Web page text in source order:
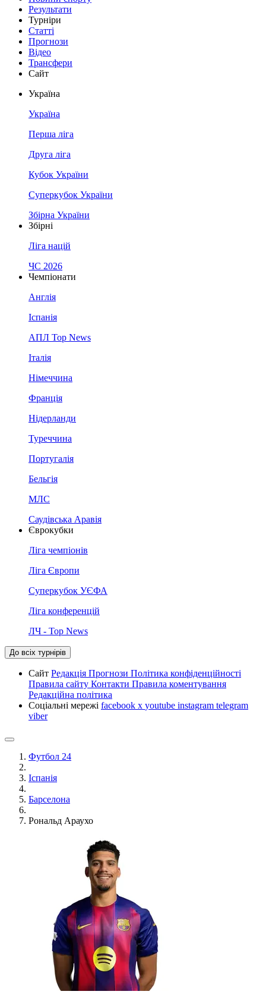
Результати
Турніри
Статті
Прогнози
Відео
Трансфери
Сайт
Україна
Україна
Перша ліга
Друга ліга
Кубок України
Суперкубок України
Збірна України
Збірні
Ліга націй
ЧС 2026
Чемпіонати
Англія
Іспанія
АПЛ Top News
Італія
Німеччина
Франція
Нідерланди
Туреччина
Португалія
Бельгія
МЛС
Саудівська Аравія
Єврокубки
Ліга чемпіонів
Ліга Європи
Суперкубок УЄФА
Ліга конференцій
ЛЧ - Top News
До всіх турнірів
Сайт Редакція Прогнози Політика конфіденційності
Правила сайту Контакти Правила коментування
Редакційна політика
Соціальні мережі facebook x youtube instagram telegram
viber
Футбол 24
Іспанія
Барселона
Рональд Араухо